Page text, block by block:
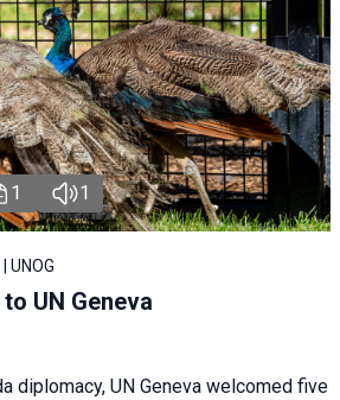
1 1
UNOG
UN Geneva
diplomacy, UN Geneva welcomed five